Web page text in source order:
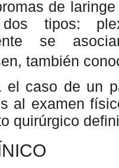
de
dos tipos:
se
también
el caso de un
al examen
quirúrgico